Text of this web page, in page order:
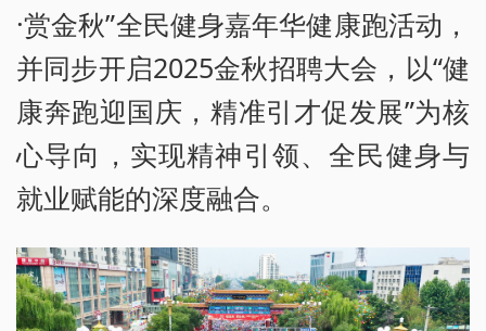
·赏金秋”全民健身嘉年华健康跑活动，
并同步开启2025金秋招聘大会，以“健
康奔跑迎国庆，精准引才促发展”为核
心导向，实现精神引领、全民健身与
就业赋能的深度融合。